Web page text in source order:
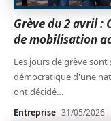
Grève du 2 avril :
de mobilisation
Les jours de grève
démocratique d'une
ont décidé…
Entreprise 31/05/2026